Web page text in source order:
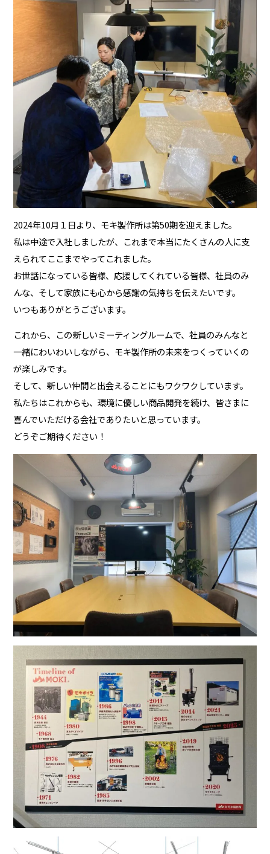
2024年10月１日より、モキ製作所は第50期を迎えました。
私は中途で入社しましたが、これまで本当にたくさんの人に支
えられてここまでやってこれました。
お世話になっている皆様、応援してくれている皆様、社員のみ
んな、そして家族にも心から感謝の気持ちを伝えたいです。
いつもありがとうございます。
これから、この新しいミーティングルームで、社員のみんなと
一緒にわいわいしながら、モキ製作所の未来をつくっていくの
が楽しみです。
そして、新しい仲間と出会えることにもワクワクしています。
私たちはこれからも、環境に優しい商品開発を続け、皆さまに
喜んでいただける会社でありたいと思っています。
どうぞご期待ください！